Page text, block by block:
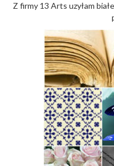
Z firmy 13 Arts uzyłam